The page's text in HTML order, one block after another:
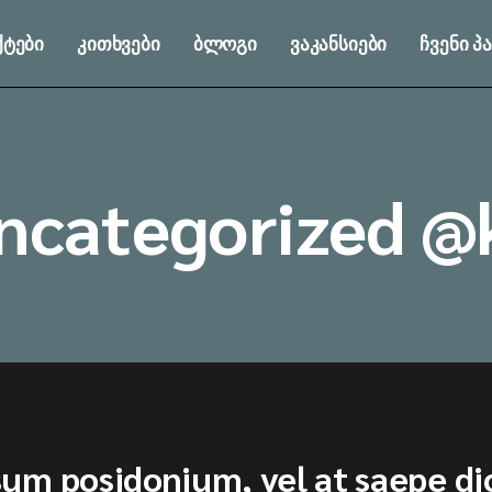
კითხვები ბლოგი ვაკანსიები ჩვენი
posidonium, vel at saepe